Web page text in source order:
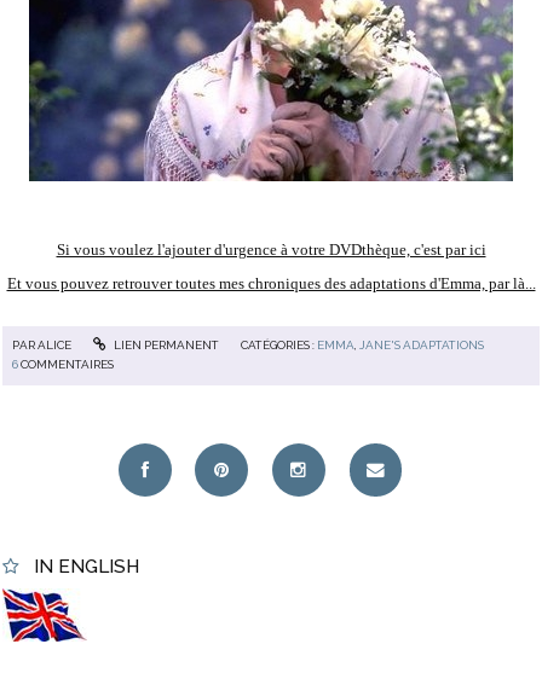
Si vous voulez l'ajouter d'urgence à votre DVDthèque, c'est par ici
Et vous pouvez retrouver toutes mes chroniques des adaptations d'Emma, par là...
PARALICE LIEN PERMANENT CATÉGORIES : EMMA,JANE'S ADAPTATIONS
6COMMENTAIRES
IN ENGLISH